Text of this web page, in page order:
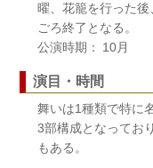
曜、花籠を行った
ごろ終了となる。
公演時期： 10月
演目・時間
舞いは1種類で特に
3部構成となってお
もある。